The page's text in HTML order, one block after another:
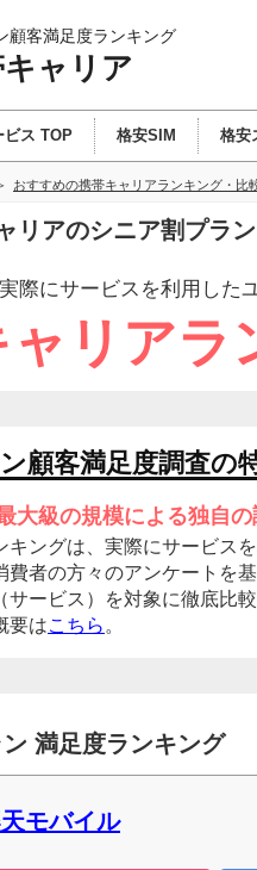
顧客満足度ランキング
ャリア
ビス TOP 格安SIM 格安
おすすめの携帯キャリアランキング・比
リアのシニア割プラ
実際にサービスを利用した
ャリアラ
顧客満足度調査の
大級の規模による独自
キングは、実際にサービス
費者の方々のアンケートを
サービス）を対象に徹底比較
要はこちら 。
満足度ランキング
モバイル